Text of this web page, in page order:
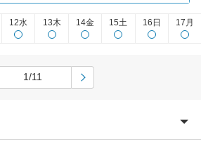
12水 13木 14金 15土 16日 17月
1/11